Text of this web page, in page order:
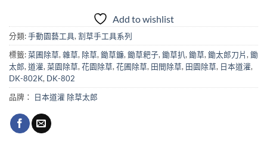
Add to wishlist
分類:手動園藝工具, 割草手工具系列
標籤:菜圃除草,雜草, 除草,鋤草鐮,鋤草耙子,鋤草扒,鋤草,鋤太郎刀片,鋤
太郎,道灌,菜園除草,花園除草,花圃除草, 田間除草, 田園除草, 日本道灌,
DK-802K, DK-802
品牌：
日本道灌 除草太郎